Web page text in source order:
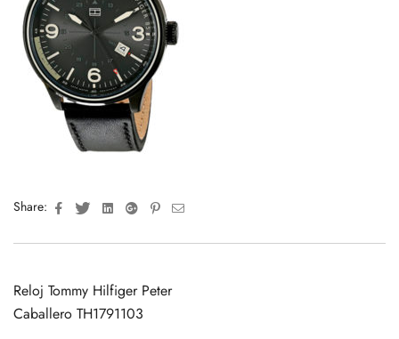
Share: FacebookTwitterLinkedinGoogle+Pinterest
Email
Reloj Tommy Hilfiger Peter
Caballero TH1791103